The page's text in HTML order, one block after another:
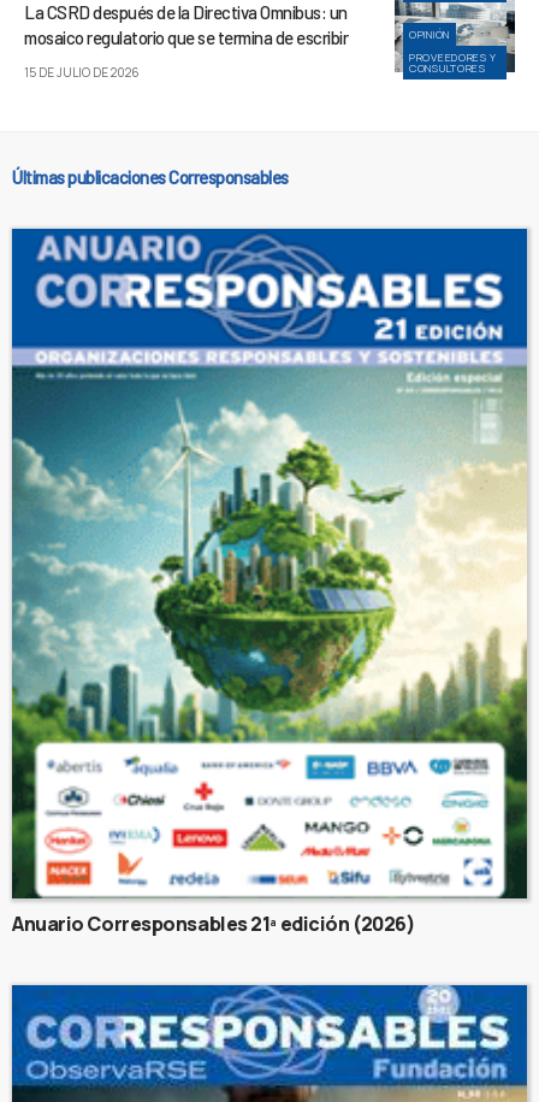
OPINIÓN
PROVEEDORES Y
CONSULTORES
La CSRD después de la Directiva Omnibus: un
mosaico regulatorio que se termina de escribir
15 DE JULIO DE 2026
Últimas publicaciones Corresponsables
Anuario Corresponsables 21ª edición (2026)